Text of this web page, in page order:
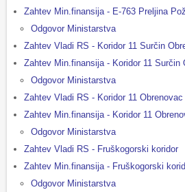
Zahtev Min.finansija - E-763 Preljina
Odgovor Ministarstva
Zahtev Vladi RS - Koridor 11 Surčin
Zahtev Min.finansija - Koridor 11 Surčin
Odgovor Ministarstva
Zahtev Vladi RS - Koridor 11
Zahtev Min.finansija - Koridor 11
Odgovor Ministarstva
Zahtev Vladi RS - Fruškogorski koridor
Zahtev Min.finansija - Fruškogorski
Odgovor Ministarstva